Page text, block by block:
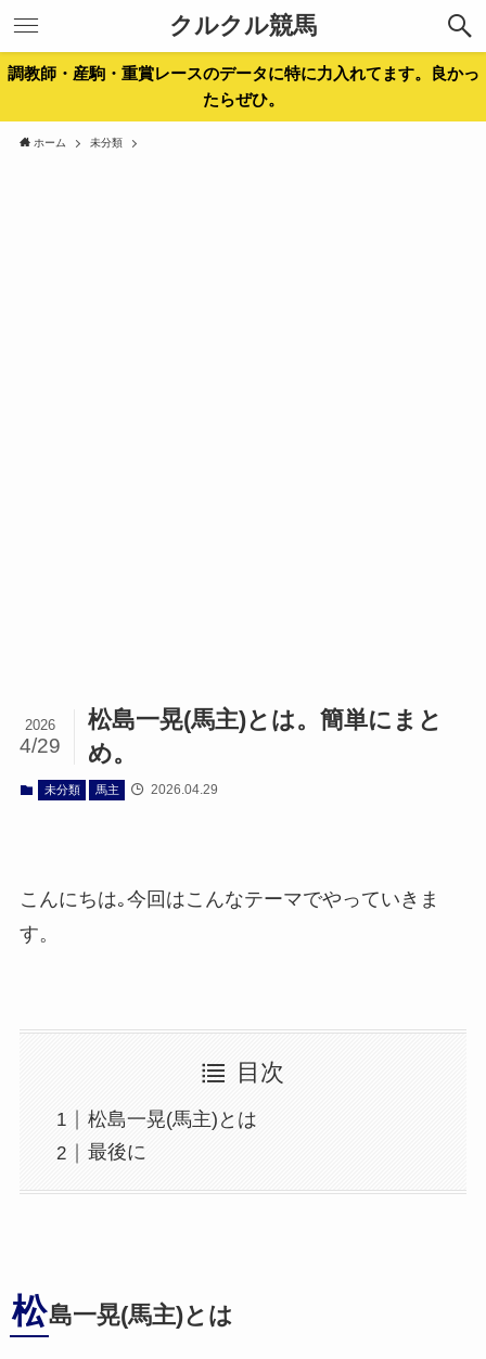
クルクル競馬
調教師・産駒・重賞レースのデータに特に力入れてます。良かっ
たらぜひ。
ホーム 未分類
松島一晃(馬主)とは。簡単にまと
め。
2026
4/29
未分類 馬主 2026.04.29
こんにちは｡今回はこんなテーマでやっていきま
す。
目次
松島一晃(馬主)とは
最後に
松島一晃(馬主)とは